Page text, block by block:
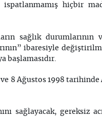
hiçbir
sağlık durumlarının
ibaresiyle
8 Ağustos 1998 tarihinde
sağlayacak, gereksiz